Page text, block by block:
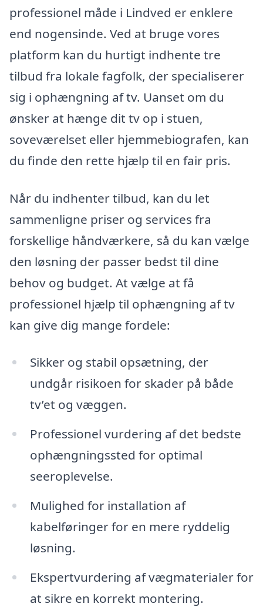
professionel måde i Lindved er enklere
end nogensinde. Ved at bruge vores
platform kan du hurtigt indhente tre
tilbud fra lokale fagfolk, der specialiserer
sig i ophængning af tv. Uanset om du
ønsker at hænge dit tv op i stuen,
soveværelset eller hjemmebiografen, kan
du finde den rette hjælp til en fair pris.
Når du indhenter tilbud, kan du let
sammenligne priser og services fra
forskellige håndværkere, så du kan vælge
den løsning der passer bedst til dine
behov og budget. At vælge at få
professionel hjælp til ophængning af tv
kan give dig mange fordele:
Sikker og stabil opsætning, der
undgår risikoen for skader på både
tv’et og væggen.
Professionel vurdering af det bedste
ophængningssted for optimal
seeroplevelse.
Mulighed for installation af
kabelføringer for en mere ryddelig
løsning.
Ekspertvurdering af vægmaterialer for
at sikre en korrekt montering.